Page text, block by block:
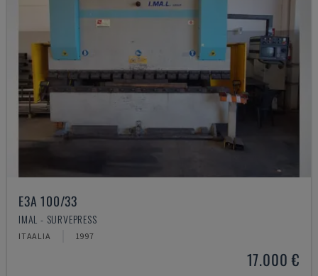
E3A 100/33
IMAL - SURVEPRESS
ITAALIA 1997
17.000 €